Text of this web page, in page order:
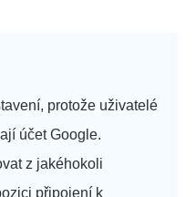
protože uživatelé
účet Google.
z jakéhokoli
připojení k